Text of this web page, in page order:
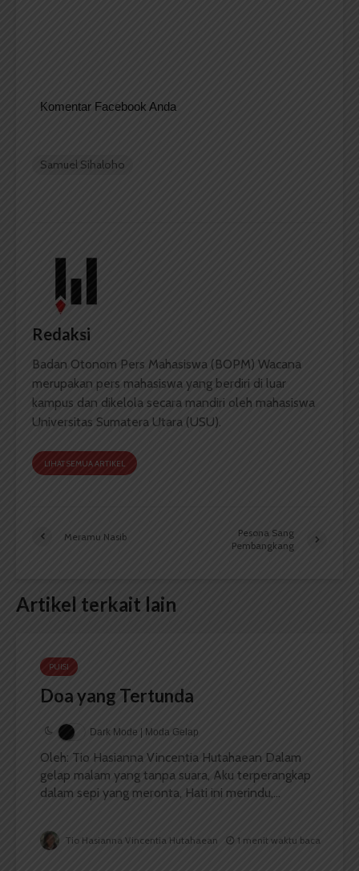
Komentar Facebook Anda
Samuel Sihaloho
Redaksi
Badan Otonom Pers Mahasiswa (BOPM) Wacana
merupakan pers mahasiswa yang berdiri di luar
kampus dan dikelola secara mandiri oleh mahasiswa
Universitas Sumatera Utara (USU).
LIHAT SEMUA ARTIKEL
Meramu Nasib
Pesona Sang
Pembangkang
Artikel terkait lain
PUISI
Doa yang Tertunda
Dark Mode | Moda Gelap
Oleh: Tio Hasianna Vincentia Hutahaean Dalam
gelap malam yang tanpa suara, Aku terperangkap
dalam sepi yang meronta, Hati ini merindu,...
Tio Hasianna Vincentia Hutahaean 1 menit waktu baca